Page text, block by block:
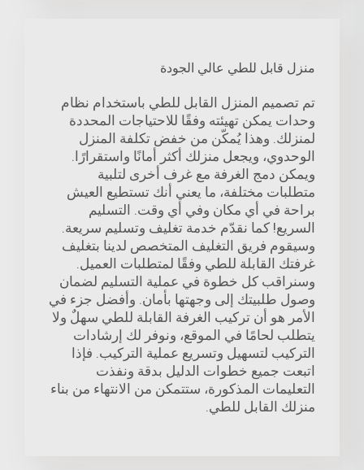
منزل قابل للطي عالي الجودة
تم تصميم المنزل القابل للطي باستخدام نظام
وحدات يمكن تهيئته وفقًا للاحتياجات المحددة
لمنزلك. وهذا يُمكّن من خفض تكلفة المنزل
الوحدوي، ويجعل منزلك أكثر أمانًا واستقرارًا.
ويمكن دمج الغرفة مع غرف أخرى لتلبية
متطلبات مختلفة، ما يعني أنك تستطيع العيش
براحة في أي مكان وفي أي وقت. التسليم
السريع! كما نقدّم خدمة تغليف وتسليم سريعة.
وسيقوم فريق التغليف المتخصص لدينا بتغليف
غرفتك القابلة للطي وفقًا لمتطلبات العميل.
وسنراقب كل خطوة في عملية التسليم لضمان
وصول طلبيتك إلى وجهتها بأمان. وأفضل جزء في
الأمر هو أن تركيب الغرفة القابلة للطي سهلٌ ولا
يتطلب لحامًا في الموقع، ونوفر لك إرشادات
التركيب لتسهيل وتسريع عملية التركيب. فإذا
اتبعت جميع خطوات الدليل بدقة ونفذت
التعليمات المذكورة، ستتمكن من الانتهاء من بناء
منزلك القابل للطي.